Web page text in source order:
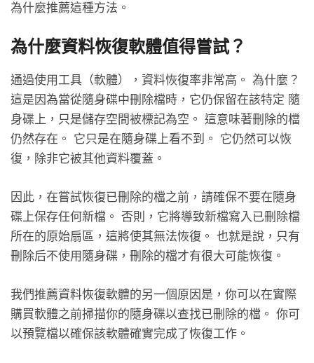
為什麼推薦這種方法。
為什麼資料恢復軟體值得嘗試？
通過使用工具（軟體），資料恢復率非常高。 為什麼？
這是因為當從隨身碟中刪除檔時，它仍保留在該特定 隨
身碟上，只是儲存空間被標記為空。 這意味著刪除的檔
仍然存在。 它只是在隨身碟上看不到。 它仍然可以恢
復，除非它被其他資料覆蓋。
因此，在嘗試恢復已刪除的檔之前，請確保不要在隨身
碟上保存任何新檔。 否則，它將導致新檔寫入已刪除檔
所在的原始扇區，這將使其無法恢復。 也就是說，只有
刪除后不使用隨身碟，刪除的檔才有很大可能恢復。
我們推薦資料恢復軟體的另一個原因是，你可以在實際
購買軟體之前掃描你的隨身碟以查找已刪除的檔。 你可
以預覽檔以確保該軟體確實完成了恢復工作。